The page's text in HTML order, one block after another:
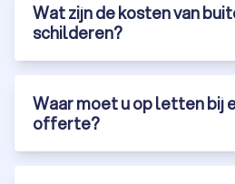
Wat zijn de kosten van
schilderen?
Waar moet u op letten bij
offerte?